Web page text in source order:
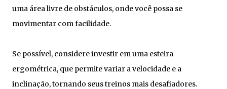
uma área livre de obstáculos, onde você possa se
movimentar com facilidade.
Se possível, considere investir em uma esteira
ergométrica, que permite variar a velocidade e a
inclinação, tornando seus treinos mais desafiadores.